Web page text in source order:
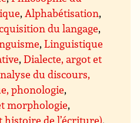
,Alphabétisation,
du langage,
,Linguistique
,Dialecte, argot et
du discours,
phonologie,
morphologie,
histoire de l’écriture),